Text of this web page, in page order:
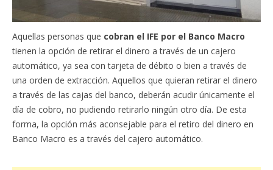
Aquellas personas que cobran el IFE por el Banco Macro
tienen la opción de retirar el dinero a través de un cajero
automático, ya sea con tarjeta de débito o bien a través de
una orden de extracción. Aquellos que quieran retirar el dinero
a través de las cajas del banco, deberán acudir únicamente el
día de cobro, no pudiendo retirarlo ningún otro día. De esta
forma, la opción más aconsejable para el retiro del dinero en
Banco Macro es a través del cajero automático.